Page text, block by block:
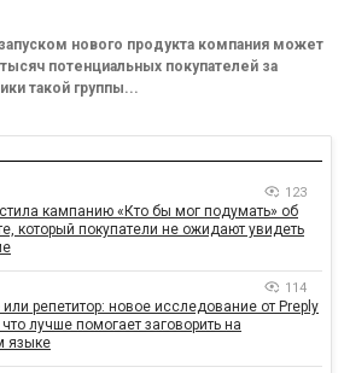
нового продукта компания может
потенциальных покупателей за
такой группы...
123
кампанию «Кто бы мог подумать» об
который покупатели не ожидают увидеть
114
репетитор: новое исследование от Preply
лучше помогает заговорить на
языке